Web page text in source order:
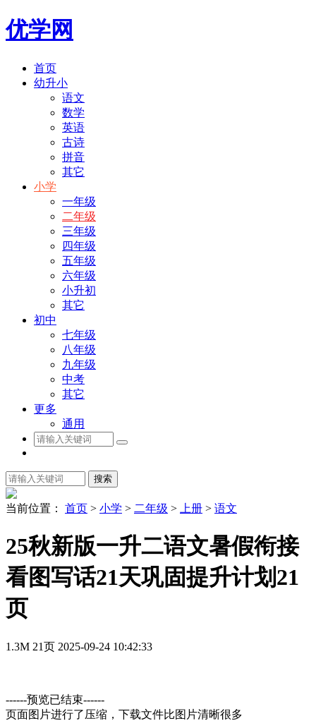
优学网
首页
幼升小
语文
数学
英语
古诗
拼音
其它
小学
一年级
二年级
三年级
四年级
五年级
六年级
小升初
其它
初中
七年级
八年级
九年级
中考
其它
更多
通用
搜索
当前位置： 首页 > 小学 > 二年级 > 上册 > 语文
25秋新版一升二语文暑假衔接
看图写话21天巩固提升计划21
页
1.3M 21页 2025-09-24 10:42:33
------预览已结束------
页面图片进行了压缩，下载文件比图片清晰很多